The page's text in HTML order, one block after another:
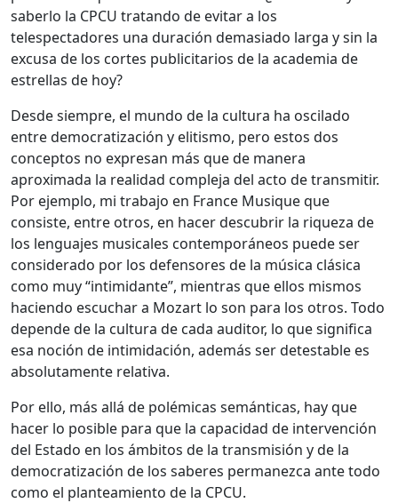
saberlo la CPCU tratando de evitar a los
telespectadores una duración demasiado larga y sin la
excusa de los cortes publicitarios de la academia de
estrellas de hoy?
Desde siempre, el mundo de la cultura ha oscilado
entre democratización y elitismo, pero estos dos
conceptos no expresan más que de manera
aproximada la realidad compleja del acto de transmitir.
Por ejemplo, mi trabajo en France Musique que
consiste, entre otros, en hacer descubrir la riqueza de
los lenguajes musicales contemporáneos puede ser
considerado por los defensores de la música clásica
como muy “intimidante”, mientras que ellos mismos
haciendo escuchar a Mozart lo son para los otros. Todo
depende de la cultura de cada auditor, lo que significa
esa noción de intimidación, además ser detestable es
absolutamente relativa.
Por ello, más allá de polémicas semánticas, hay que
hacer lo posible para que la capacidad de intervención
del Estado en los ámbitos de la transmisión y de la
democratización de los saberes permanezca ante todo
como el planteamiento de la CPCU.